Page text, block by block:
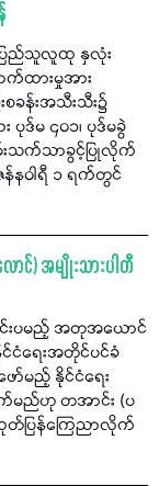
ပြည်သူလူထု နှလုံး
က်ထားမှုအား
ခန်းအသီးသီး၌
ဒ်မ ၄၀၁၊ ပုဒ်မခွဲ
းသက်သာခွင့်ပြုလိုက်
န်နဝါရီ ၁ ရက်တွင်
ောင်) အမျိုးသားပါတီ
းပမည့် အတုအယောင်
ငံရေးအတိုင်ပင်ခံ
မည့် နိုင်ငံရေး
က်မည်ဟု တအာင်း (ပ
တ်ပြန်ကြေညာလိုက်